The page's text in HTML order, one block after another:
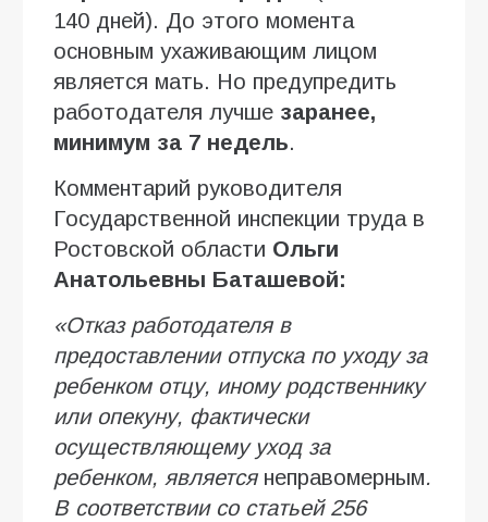
140 дней). До этого момента
основным ухаживающим лицом
является мать. Но предупредить
работодателя лучше заранее,
минимум за 7 недель.
Комментарий руководителя
Государственной инспекции труда в
Ростовской области Ольги
Анатольевны Баташевой:
«Отказ работодателя в
предоставлении отпуска по уходу за
ребенком отцу, иному родственнику
или опекуну, фактически
осуществляющему уход за
ребенком, является неправомерным.
В соответствии со статьей 256